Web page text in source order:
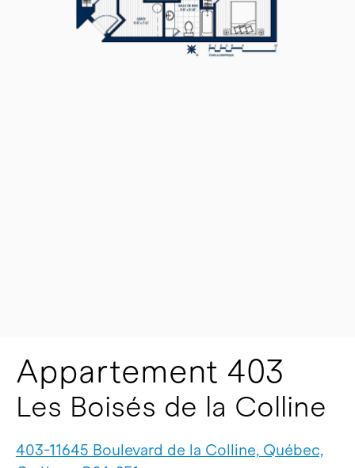
Appartement 403
Les Boisés de la Colline
403-11645 Boulevard de la Colline, Québec,